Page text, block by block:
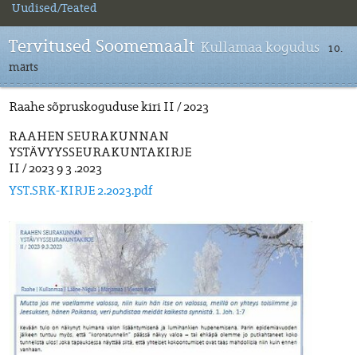
Uudised/Teated
Tervitused Soomemaalt Kullamaa kogudus
10.
märts
Raahe sõpruskoguduse kiri II / 2023
RAAHEN SEURAKUNNAN
YSTÄVYYSSEURAKUNTAKIRJE
II / 2023 9 3 .2023
YST.SRK-KIRJE 2.2023.pdf